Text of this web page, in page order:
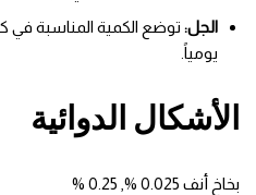
الجل:
يومياً.
الأشكال الدوائية
بخاخ أنف 0.025 %, 0.25 %